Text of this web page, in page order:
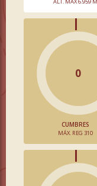
0
CUMBRES
MÁX. REG 310